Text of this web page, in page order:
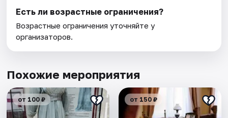
Есть ли возрастные ограничения?
Возрастные ограничения уточняйте у
организаторов.
Похожие мероприятия
от 100 ₽ от 150 ₽